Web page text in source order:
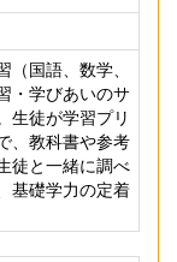
国語、数学、
・学びあいのサ
生徒が学習プリ
、教科書や参考
徒と一緒に調べ
基礎学力の定着